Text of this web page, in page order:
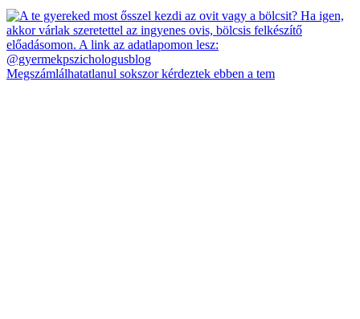
Megszámlálhatatlanul sokszor kérdeztek ebben a tem